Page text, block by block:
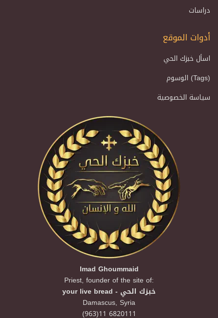
دراسات
أدوات الموقع
اسأل خبزك الحي
الوسوم (Tags)
سياسة الخصوصية
Imad Ghoummaid
Priest, founder of the site of:
your live bread - خبزك الحي
Damascus, Syria
(963)11 6820111